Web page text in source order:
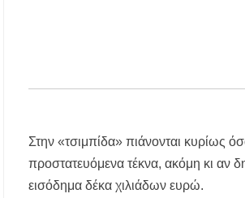
Πτώση στις τιμές των καυσίμων: Κάτω από τα
2 ευρώ η αμόλυβδη μέσα στην εβδομάδα
Στην «τσιμπίδα» πιάνονται κυρίως
προστατευόμενα τέκνα, ακόμη κι αν
εισόδημα δέκα χιλιάδων ευρώ.